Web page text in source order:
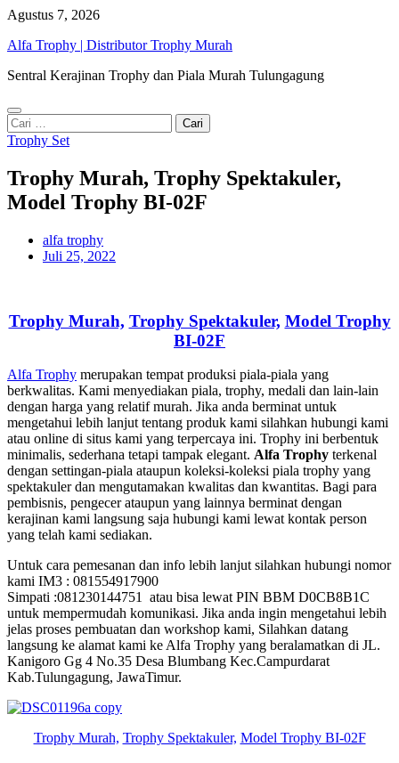
Skip
content
Agustus 7, 2026
Alfa Trophy | Distributor Trophy Murah
Sentral Kerajinan Trophy dan Piala Murah Tulungagung
Cari
untuk:
Trophy Set
Trophy Murah, Trophy Spektakuler,
Model Trophy BI-02F
alfa trophy
Juli 25, 2022
Trophy Murah, Trophy Spektakuler, Model Trophy
BI-02F
Alfa Trophy merupakan tempat produksi piala-piala yang
berkwalitas. Kami menyediakan piala, trophy, medali dan lain-lain
dengan harga yang relatif murah. Jika anda berminat untuk
mengetahui lebih lanjut tentang produk kami silahkan hubungi kami
atau online di situs kami yang terpercaya ini. Trophy ini berbentuk
minimalis, sederhana tetapi tampak elegant. Alfa Trophy terkenal
dengan settingan-piala ataupun koleksi-koleksi piala trophy yang
spektakuler dan mengutamakan kwalitas dan kwantitas. Bagi para
pembisnis, pengecer ataupun yang lainnya berminat dengan
kerajinan kami langsung saja hubungi kami lewat kontak person
yang telah kami sediakan.
Untuk cara pemesanan dan info lebih lanjut silahkan hubungi nomor
kami IM3 : 081554917900
Simpati :081230144751 atau bisa lewat PIN BBM D0CB8B1C
untuk mempermudah komunikasi. Jika anda ingin mengetahui lebih
jelas proses pembuatan dan workshop kami, Silahkan datang
langsung ke alamat kami ke Alfa Trophy yang beralamatkan di JL.
Kanigoro Gg 4 No.35 Desa Blumbang Kec.Campurdarat
Kab.Tulungagung, JawaTimur.
Trophy Murah, Trophy Spektakuler, Model Trophy BI-02F